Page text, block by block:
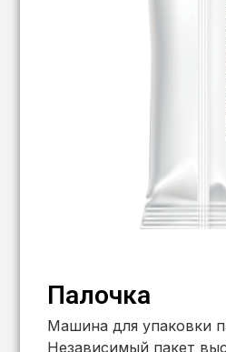
Палочка
Машина для упаковки
Независимый пакет